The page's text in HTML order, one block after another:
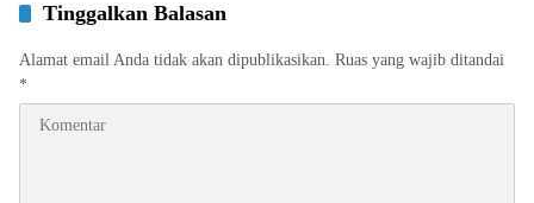
Tinggalkan Balasan
Alamat email Anda tidak akan dipublikasikan. Ruas yang wajib ditandai
*